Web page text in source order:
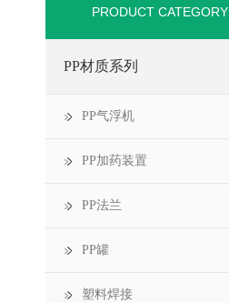
PRODUCT CATEGORY
PP材质系列
PP气浮机
PP加药装置
PP法兰
PP罐
塑料焊接